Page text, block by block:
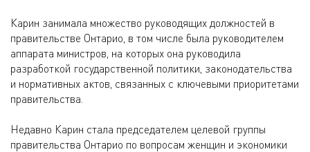
Карин занимала множество руководящих должностей в
правительстве Онтарио, в том числе была руководителем
аппарата министров, на которых она руководила
разработкой государственной политики, законодательства
и нормативных актов, связанных с ключевыми приоритетами
правительства.
Недавно Карин стала председателем целевой группы
правительства Онтарио по вопросам женщин и экономики